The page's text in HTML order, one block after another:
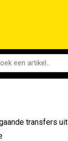
transfers uit